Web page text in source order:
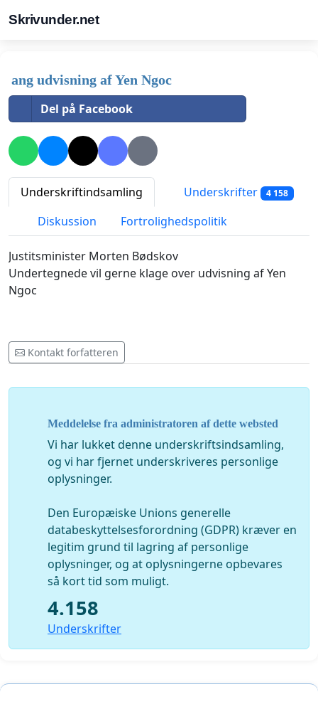
Skrivunder.net
ang udvisning af Yen Ngoc
Del på Facebook
Underskriftindsamling Underskrifter 4 158
Diskussion Fortrolighedspolitik
Justitsminister Morten Bødskov
Undertegnede vil gerne klage over udvisning af Yen
Ngoc
Kontakt forfatteren
Meddelelse fra administratoren af dette websted
Vi har lukket denne underskriftsindsamling,
og vi har fjernet underskriveres personlige
oplysninger.
Den Europæiske Unions generelle
databeskyttelsesforordning (GDPR) kræver en
legitim grund til lagring af personlige
oplysninger, og at oplysningerne opbevares
så kort tid som muligt.
4.158
Underskrifter